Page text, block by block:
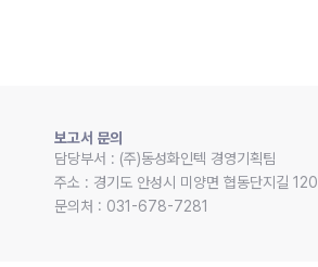
보고서 문의
담당부서 : (주)동성화인텍 경영기획팀
주소 : 경기도 안성시 미양면 협동단지길 120
문의처 : 031-678-7281